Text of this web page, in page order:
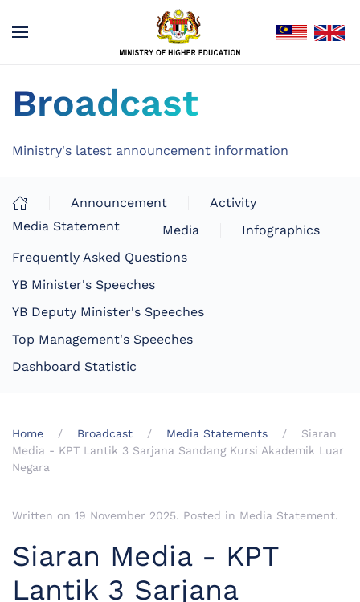
Broadcast
Ministry's latest announcement information
Announcement
Activity
Media Statement
Media
Infographics
Frequently Asked Questions
YB Minister's Speeches
YB Deputy Minister's Speeches
Top Management's Speeches
Dashboard Statistic
Home Broadcast Media Statements
Siaran
Media - KPT Lantik 3 Sarjana Sandang Kursi Akademik Luar
Negara
Written on 19 November 2025. Posted in Media Statement.
Siaran Media - KPT
Lantik 3 Sarjana